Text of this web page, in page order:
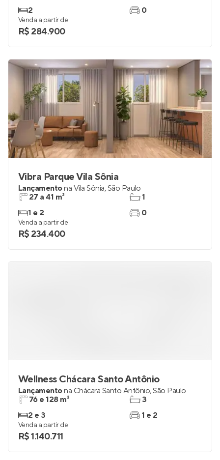
2
0
Venda a partir de
R$ 284.900
Vibra Parque Vila Sônia
Lançamentona Vila Sônia,São Paulo
27 a 41 m²
1 e 2
1
0
Venda a partir de
R$ 234.400
Wellness Chácara Santo Antônio
Lançamentona Chácara Santo Antônio,São Paulo
76 e 128 m²
2 e 3
3
1 e 2
Venda a partir de
R$ 1.140.711